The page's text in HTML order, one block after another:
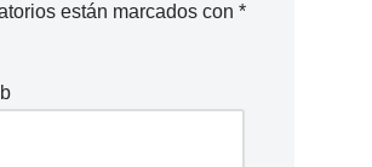
están marcados con *